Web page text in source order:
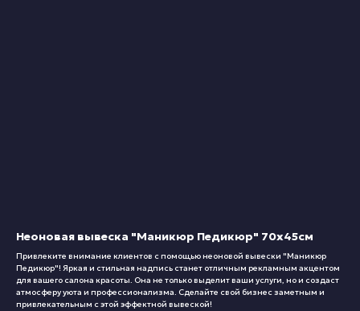
Неоновая вывеска "Маникюр Педикюр" 70х45см
Привлеките внимание клиентов с помощью неоновой вывески "Маникюр
Педикюр"! Яркая и стильная надпись станет отличным рекламным акцентом
для вашего салона красоты. Она не только выделит ваши услуги, но и создаст
атмосферу уюта и профессионализма. Сделайте свой бизнес заметным и
привлекательным с этой эффектной вывеской!